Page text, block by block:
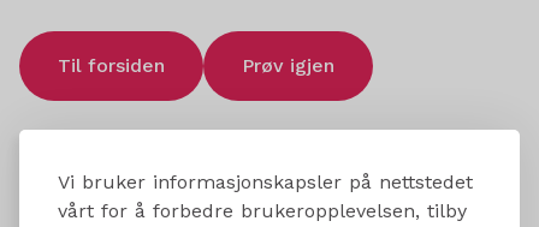
Vi bruker informasjonskapsler på nettstedet
vårt for å forbedre brukeropplevelsen, tilby
Til forsiden Prøv igjen